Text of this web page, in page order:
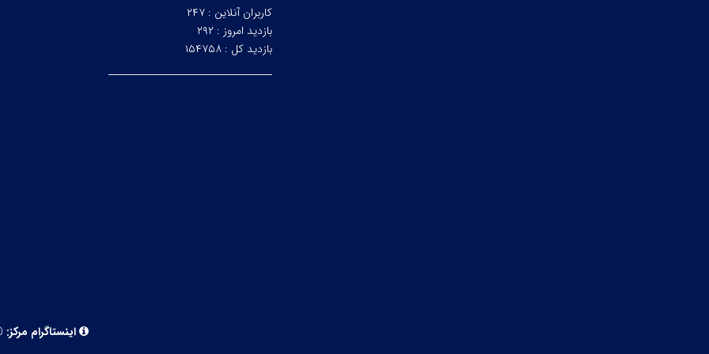
کاربران آنلاین : ۲۴۷
بازدید امروز : ۲۹۲
بازدید کل : ۱۵۴۷۵۸
اینستاگرام مرکز: